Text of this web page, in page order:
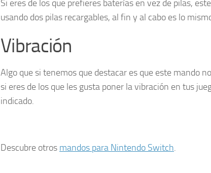
Si eres de los que prefieres baterías en vez de pilas,
usando dos pilas recargables, al fin y al cabo es lo
Vibración
Algo que si tenemos que destacar es que este mando
si eres de los que les gusta poner la vibración en tus
indicado.
Descubre otros mandos para Nintendo Switch.